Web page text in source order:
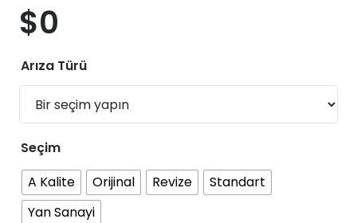
$0
Arıza Türü
Seçim
A Kalite
Orijinal Revize
Standart
Yan Sanayi